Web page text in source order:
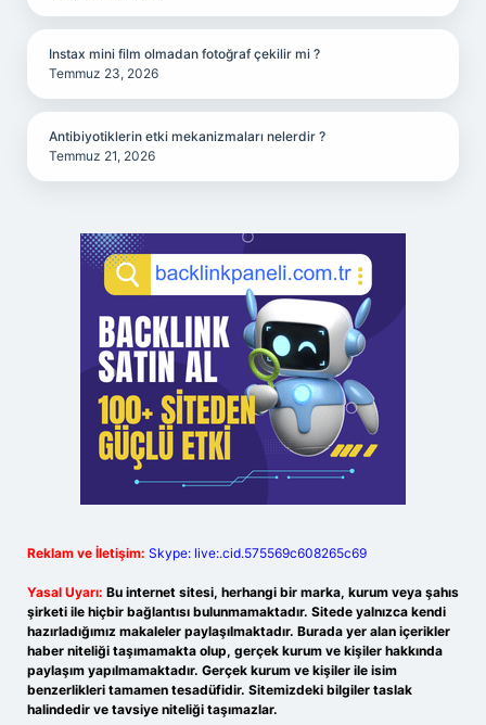
Instax mini film olmadan fotoğraf çekilir mi ?
Temmuz 23, 2026
Antibiyotiklerin etki mekanizmaları nelerdir ?
Temmuz 21, 2026
Reklam ve İletişim: Skype: live:.cid.575569c608265c69
Yasal Uyarı: Bu internet sitesi, herhangi bir marka, kurum veya şahıs
şirketi ile hiçbir bağlantısı bulunmamaktadır. Sitede yalnızca kendi
hazırladığımız makaleler paylaşılmaktadır. Burada yer alan içerikler
haber niteliği taşımamakta olup, gerçek kurum ve kişiler hakkında
paylaşım yapılmamaktadır. Gerçek kurum ve kişiler ile isim
benzerlikleri tamamen tesadüfidir. Sitemizdeki bilgiler taslak
halindedir ve tavsiye niteliği taşımazlar.